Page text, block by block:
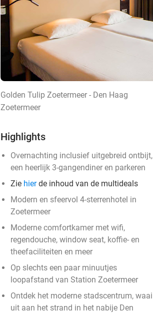
Golden Tulip Zoetermeer - Den Haag
Zoetermeer
Highlights
Overnachting inclusief uitgebreid ontbijt,
een heerlijk 3-gangendiner en parkeren
Zie hierde inhoud van de multideals
Modern en sfeervol 4-sterrenhotel in
Zoetermeer
Moderne comfortkamer met wifi,
regendouche, window seat, koffie- en
theefaciliteiten en meer
Op slechts een paar minuutjes
loopafstand van Station Zoetermeer
Ontdek het moderne stadscentrum, waai
uit aan het strand in het nabije Den